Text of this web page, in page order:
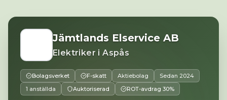
Jämtlands Elservice AB
Elektriker iAspås
Bolagsverket F-skatt Aktiebolag Sedan 2024
1 anställda
Auktoriserad ROT-avdrag 30%